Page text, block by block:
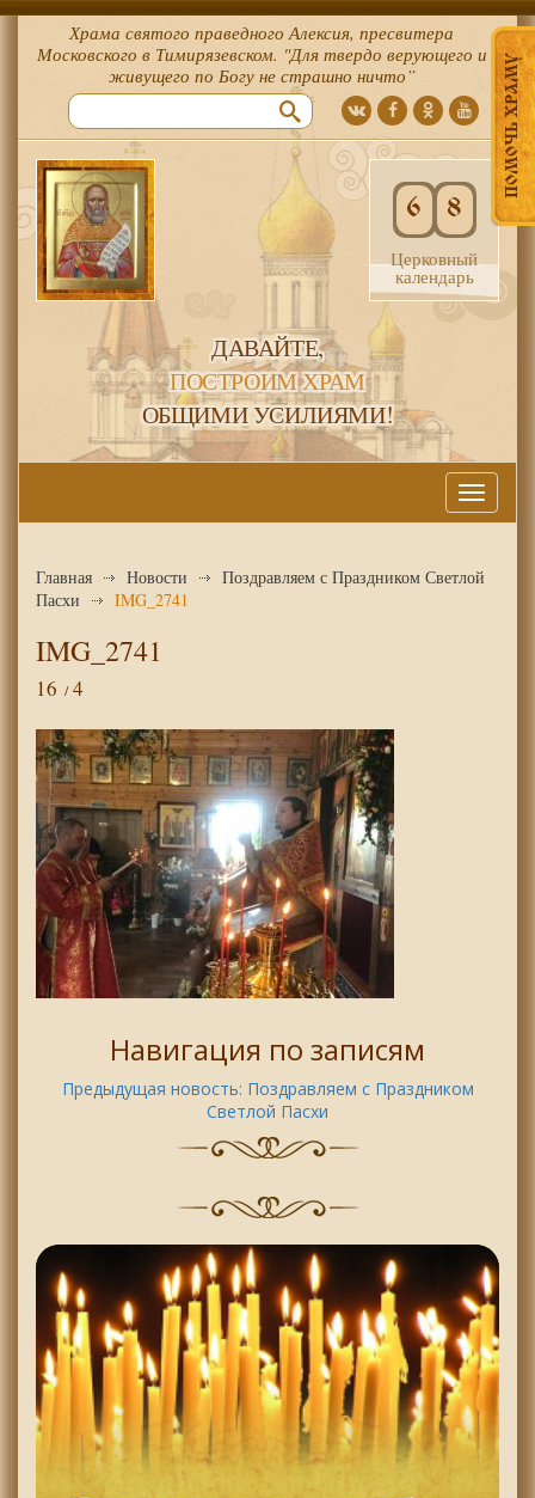
ПОМОЧЬ ХРАМУ
Храма святого праведного Алексия, пресвитера
Московского в Тимирязевском. "Для твердо верующего и
живущего по Богу не страшно ничто”
6 8
Церковный
календарь
ДАВАЙТЕ,
ПОСТРОИМ ХРАМ
ОБЩИМИ УСИЛИЯМИ!
Меню
Главная Новости
Поздравляем с Праздником Светлой
Пасхи
IMG_2741
IMG_2741
16 4
Навигация по записям
Предыдущая новость: Поздравляем с Праздником
Светлой Пасхи